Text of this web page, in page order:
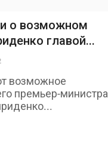
о возможном
главой...
возможное
премьер-министра